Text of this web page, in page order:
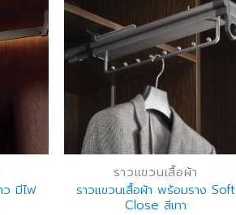
ว มีไฟ
ราวแขวนเสื้อผ้า
ราวแขวนเสื้อผ้า พร้อมราง Soft
Close สีเทา